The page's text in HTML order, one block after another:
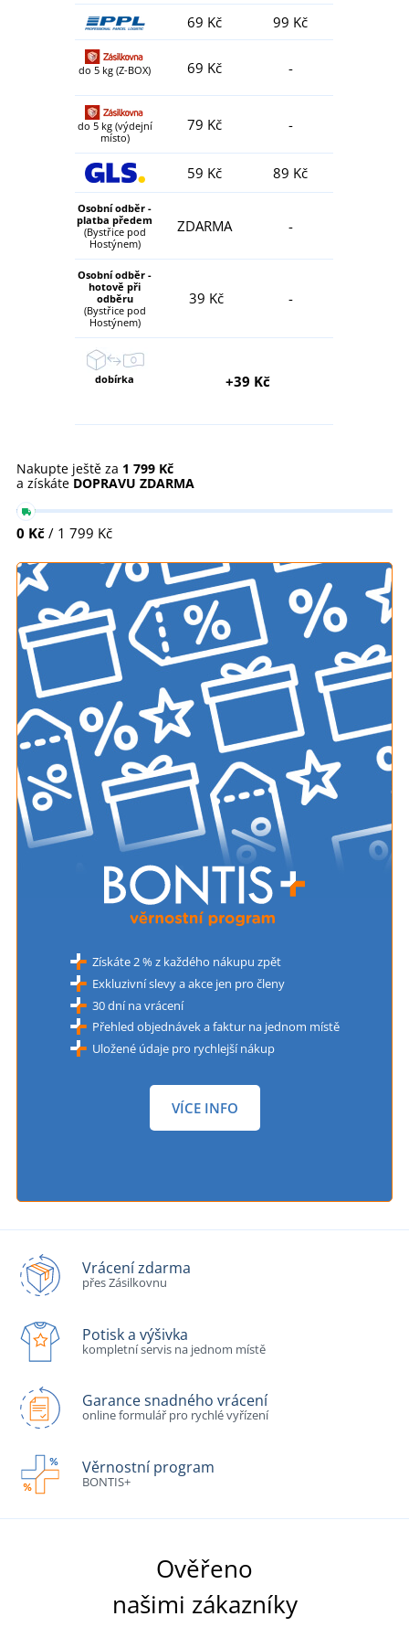
69 Kč 99 Kč
do 5 kg (Z-BOX) 69 Kč -
do 5 kg (výdejní
místo)
79 Kč -
59 Kč 89 Kč
Osobní odběr -
platba předem
(Bystřice pod
Hostýnem)
ZDARMA -
Osobní odběr -
hotově při
odběru
(Bystřice pod
Hostýnem)
39 Kč -
dobírka +39 Kč
Nakupte ještě za 1 799 Kč
a získáte DOPRAVU ZDARMA
0 Kč / 1 799 Kč
Získáte 2 % z každého nákupu zpět
Exkluzivní slevy a akce jen pro členy
30 dní na vrácení
Přehled objednávek a faktur na jednom místě
Uložené údaje pro rychlejší nákup
VÍCE INFO
Vrácení zdarma
přes Zásilkovnu
Potisk a výšivka
kompletní servis na jednom místě
Garance snadného vrácení
online formulář pro rychlé vyřízení
Věrnostní program
BONTIS+
Ověřeno
našimi zákazníky